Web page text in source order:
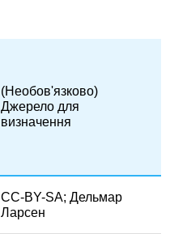
(Необов'язково)
Джерело для
визначення
CC-BY-SA; Дельмар
Ларсен